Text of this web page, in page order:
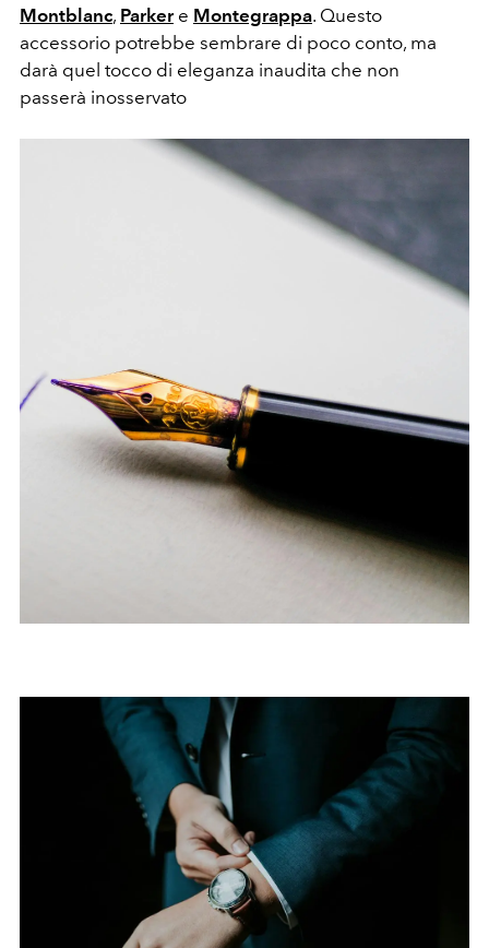
Montblanc, Parkere Montegrappa. Questo
accessorio potrebbe sembrare di poco conto, ma
darà quel tocco di eleganza inaudita che non
passerà inosservato